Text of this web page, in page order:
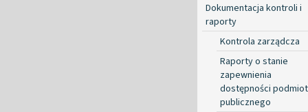
Dokumentacja kontroli i
raporty
Kontrola zarządcza
Raporty o stanie
zapewnienia
dostępności
publicznego